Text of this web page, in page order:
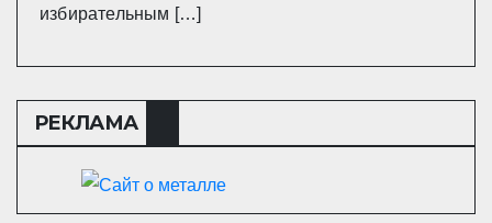
избирательным […]
РЕКЛАМА